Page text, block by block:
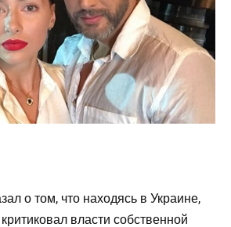
о том, что находясь в Украине,
власти собственной